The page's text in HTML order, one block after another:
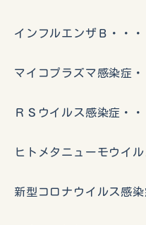
インフルエンザＢ・・
マイコプラズマ感染症
ＲＳウイルス感染症・
ヒトメタニューモウイ
新型コロナウイルス感